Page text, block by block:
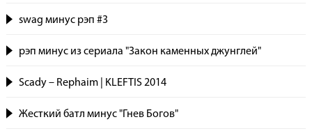
swag минус рэп #3
рэп минус из сериала "Закон каменных джунглей"
Scady – Rephaim | KLEFTIS 2014
Жесткий батл минус "Гнев Богов"